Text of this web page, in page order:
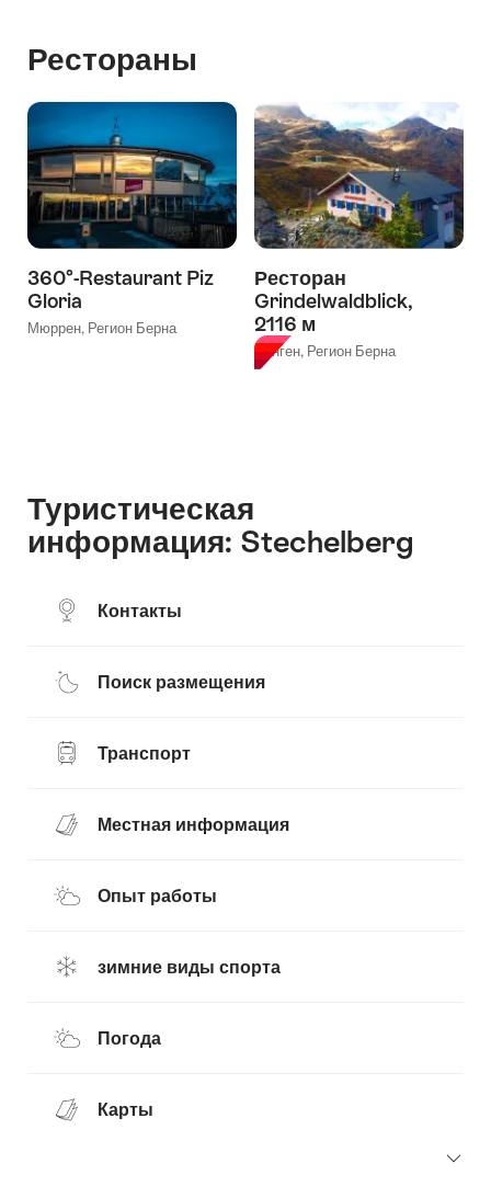
Рестораны
360°-Restaurant Piz
Gloria
Мюррен, Регион Берна
Ресторан
Grindelwaldblick,
2116 м
Венген, Регион Берна
Туристическая
информация: Stechelberg
Контакты
Поиск размещения
Транспорт
Местная информация
Опыт работы
зимние виды спорта
Погода
Карты